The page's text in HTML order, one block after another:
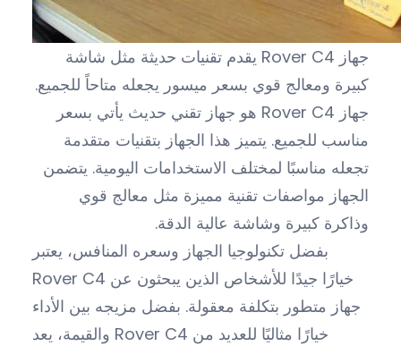
جهاز Rover C4 يقدم تقنيات حديثة مثل شاشة
كبيرة ومعالج قوي بسعر ميسور يجعله متاحاً للجميع.
جهاز Rover C4 هو جهاز تقني حديث يأتي بسعر
مناسب للجميع. يتميز هذا الجهاز بتقنيات متقدمة
تجعله مناسبًا لمختلف الاستخدامات اليومية. يتضمن
الجهاز مواصفات تقنية مميزة مثل معالج قوي
وذاكرة كبيرة وشاشة عالية الدقة.
بفضل تكنولوجيا الجهاز وسعره المنافس، يعتبر
Rover C4 خيارًا جيدًا للأشخاص الذين يبحثون عن
جهاز متطور بتكلفة معقولة. بفضل مزيجه بين الأداء
والقيمة، يعد Rover C4 خيارًا مثاليًا للعديد من